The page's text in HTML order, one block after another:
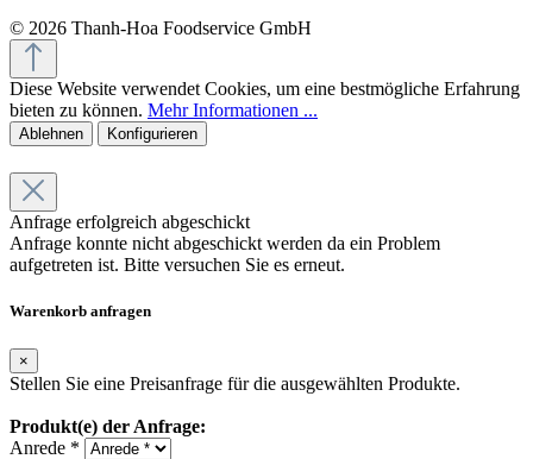
© 2026 Thanh-Hoa Foodservice GmbH
Diese Website verwendet Cookies, um eine bestmögliche Erfahrung
bieten zu können. Mehr Informationen ...
Ablehnen Konfigurieren
Anfrage erfolgreich abgeschickt
Anfrage konnte nicht abgeschickt werden da ein Problem
aufgetreten ist. Bitte versuchen Sie es erneut.
Warenkorb anfragen
×
Stellen Sie eine Preisanfrage für die ausgewählten Produkte.
Produkt(e) der Anfrage:
Anrede *